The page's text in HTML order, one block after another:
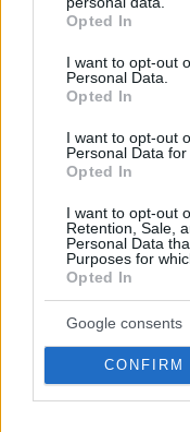
grant or deny
use your data for
consent section.
Opted In
I want to opt-out
Personal Data.
Opted In
I want to opt-out
Personal Data for
Opted In
I want to opt-out
Retention, Sale,
Personal Data
Purposes for
Opted In
Google consents
CONFIRM
Η Γαλλία μπήκε
πρίζα:
παραβιάσεις και